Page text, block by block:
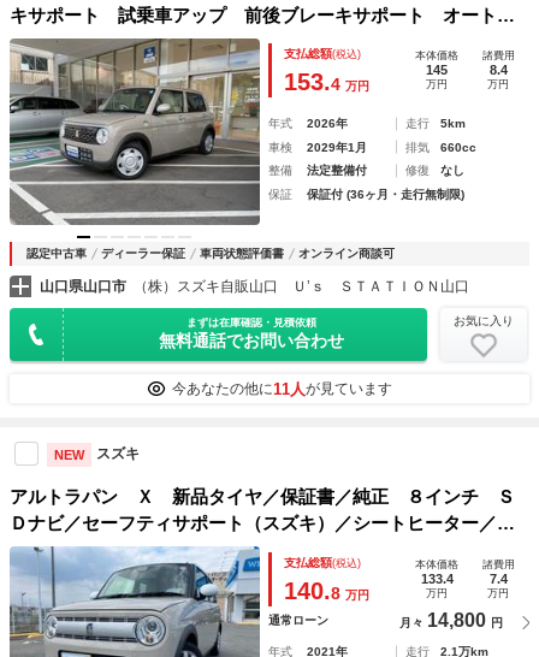
キサポート 試乗車アップ 前後ブレーキサポート オートエ
アコン シートヒーター プッシュスタート ステアリングオ
ーディオスイッチ 助手席エアバッグ シートリフター チル
トステアリング ＣＶＴ車
支払総額(税込)
153.4 万円
本体価格
145
万円
諸費用
8.4
万円
年式 2026年 走行
5km
車検
2029年1月 排気
660cc
整備
法定整備付 修復
なし
保証
保証付 (36ヶ月・走行無制限)
認定中古車 ディーラー保証 車両状態評価書 オンライン商談可
山口県山口市 （株）スズキ自販山口 Ｕ’ｓ ＳＴＡＴＩＯＮ山口
まずは在庫確認・見積依頼
無料通話でお問い合わせ
お気に入り
今あなたの他に11人が見ています
NEW スズキ
アルトラパン Ｘ 新品タイヤ／保証書／純正 ８インチ Ｓ
Ｄナビ／セーフティサポート（スズキ）／シートヒーター／全
方位モニター／車線逸脱防止支援システム／ドライブレコーダ
ー 純正／ヘッドランプ ＬＥＤ／ＵＳＢジャック
支払総額(税込)
140.8 万円
本体価格
133.4
万円
諸費用
7.4
万円
通常ローン 月々 14,800 円
年式 2021年 走行
2.1万km